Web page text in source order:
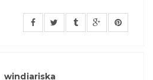
windiariska